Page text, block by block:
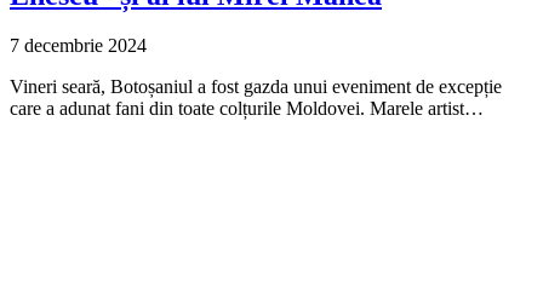
7 decembrie 2024
Vineri seară, Botoșaniul a fost gazda unui eveniment de excepție
care a adunat fani din toate colțurile Moldovei. Marele artist…